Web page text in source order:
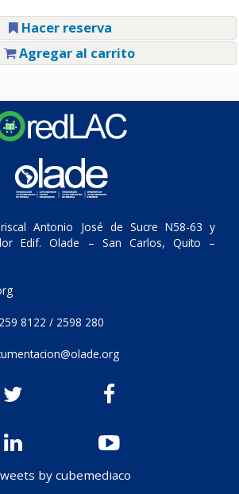
Hacer reserva
Agregar al carrito
Antonio José de Sucre N58-63 y
Edif. Olade – San Carlos, Quito –
8122 / 2598 280
by cubemediaco